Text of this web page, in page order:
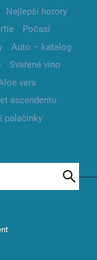
Nejlepší horory
Počasí
Auto – katalog
Svařené víno
vera
ascendentu
palačinky